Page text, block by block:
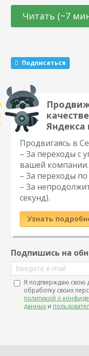
пытается освоить его
может показаться
Читать (~7
Подписаться
Яндекса
Продвигаясь в
– За переходы с
вашей компании.
– За переходы
– За
секунд).
Узнать
Подпишись на
Введите e-mail
Я подтверждаю свою
обработку своих
политикой о
данных и